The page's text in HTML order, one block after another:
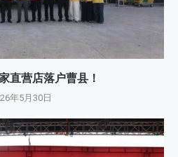
直营店落户曹县！
年5月30日